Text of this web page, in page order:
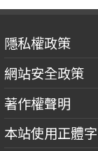
隱私權政策
網站安全政策
著作權聲明
本站使用正體字